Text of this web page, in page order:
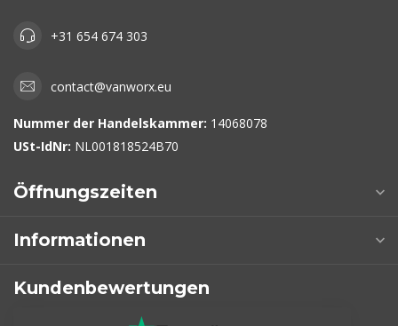
+31 654 674 303
contact@vanworx.eu
Nummer der Handelskammer: 14068078
USt-IdNr: NL001818524B70
Öffnungszeiten
Informationen
Kundenbewertungen